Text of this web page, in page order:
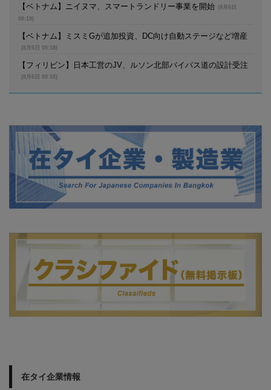
【ベトナム】ニイヌマ、スマートランドリー事業を開始
(8月6日
09:19)
【ベトナム】ミスミGが追加投資、DC向け自動ステージなど増産
(8月6日 09:18)
【フィリピン】日本工営のJV、ルソン北部バイパス道の設計受注
(8月6日 09:18)
在タイ企業情報